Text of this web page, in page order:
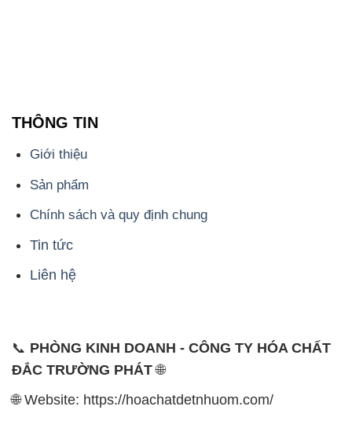
Chính sách và quy định chung
Tin tức
Liên hệ
📞
PHÒNG KINH DOANH - CÔNG TY HÓA CHẤT
ĐẮC TRƯỜNG PHÁT
- 028.3756.1835 - 028.3756.1840 - 028.3756.1841-